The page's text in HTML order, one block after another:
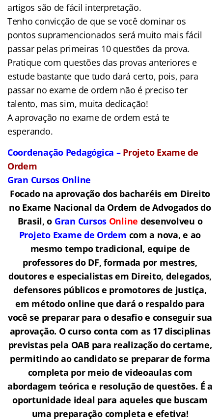
artigos são de fácil interpretação.
Tenho convicção de que se você dominar os
pontos supramencionados será muito mais fácil
passar pelas primeiras 10 questões da prova.
Pratique com questões das provas anteriores e
estude bastante que tudo dará certo, pois, para
passar no exame de ordem não é preciso ter
talento, mas sim, muita dedicação!
A aprovação no exame de ordem está te
esperando.
Coordenação Pedagógica – Projeto Exame de
Ordem
Gran Cursos Online
Focado na aprovação dos bacharéis em Direito
no Exame Nacional da Ordem de Advogados do
Brasil, o Gran Cursos Online desenvolveu o
Projeto Exame de Ordem com a nova, e ao
mesmo tempo tradicional, equipe de
professores do DF, formada por mestres,
doutores e especialistas em Direito, delegados,
defensores públicos e promotores de justiça,
em método online que dará o respaldo para
você se preparar para o desafio e conseguir sua
aprovação. O curso conta com as 17 disciplinas
previstas pela OAB para realização do certame,
permitindo ao candidato se preparar de forma
completa por meio de videoaulas com
abordagem teórica e resolução de questões. É a
oportunidade ideal para aqueles que buscam
uma preparação completa e efetiva!